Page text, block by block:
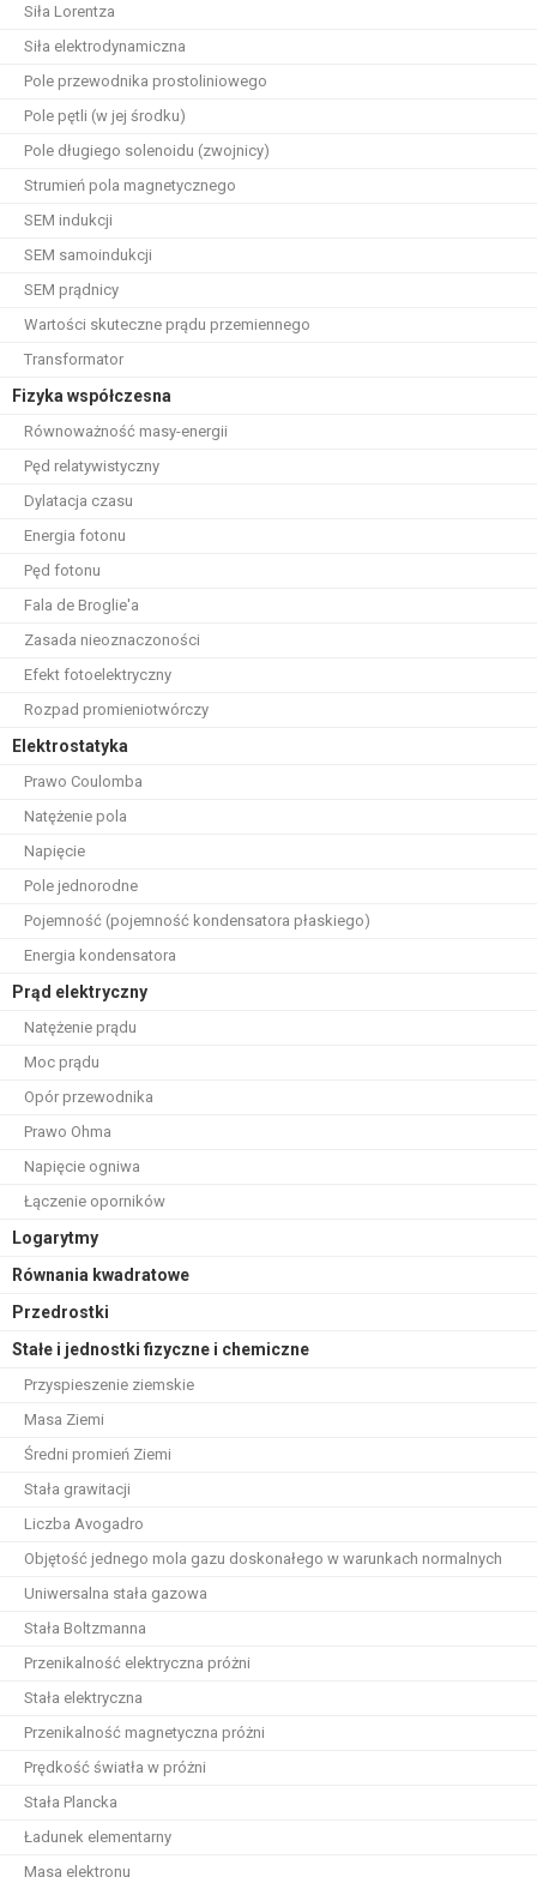
Siła Lorentza
Siła elektrodynamiczna
Pole przewodnika prostoliniowego
Pole pętli (w jej środku)
Pole długiego solenoidu (zwojnicy)
Strumień pola magnetycznego
SEM indukcji
SEM samoindukcji
SEM prądnicy
Wartości skuteczne prądu przemiennego
Transformator
Fizyka współczesna
Równoważność masy-energii
Pęd relatywistyczny
Dylatacja czasu
Energia fotonu
Pęd fotonu
Fala de Broglie'a
Zasada nieoznaczoności
Efekt fotoelektryczny
Rozpad promieniotwórczy
Elektrostatyka
Prawo Coulomba
Natężenie pola
Napięcie
Pole jednorodne
Pojemność (pojemność kondensatora płaskiego)
Energia kondensatora
Prąd elektryczny
Natężenie prądu
Moc prądu
Opór przewodnika
Prawo Ohma
Napięcie ogniwa
Łączenie oporników
Logarytmy
Równania kwadratowe
Przedrostki
Stałe i jednostki fizyczne i chemiczne
Przyspieszenie ziemskie
Masa Ziemi
Średni promień Ziemi
Stała grawitacji
Liczba Avogadro
Objętość jednego mola gazu doskonałego w warunkach normalnych
Uniwersalna stała gazowa
Stała Boltzmanna
Przenikalność elektryczna próżni
Stała elektryczna
Przenikalność magnetyczna próżni
Prędkość światła w próżni
Stała Plancka
Ładunek elementarny
Masa elektronu